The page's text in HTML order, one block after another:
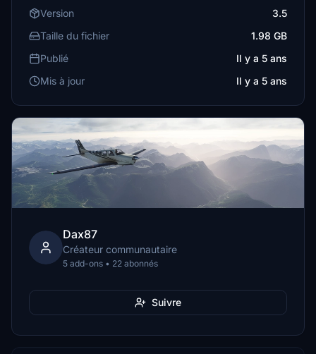
Version
3.5
Taille du fichier
1.98 GB
Publié
Il y a 5 ans
Mis à jour
Il y a 5 ans
Dax87
Créateur communautaire
5 add-ons • 22 abonnés
Suivre